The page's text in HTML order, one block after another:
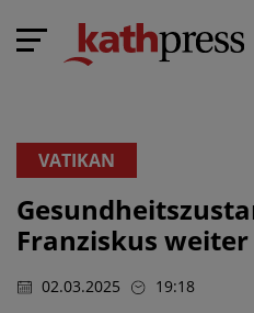
VATIKAN
Franziskus
02.03.2025 19:18